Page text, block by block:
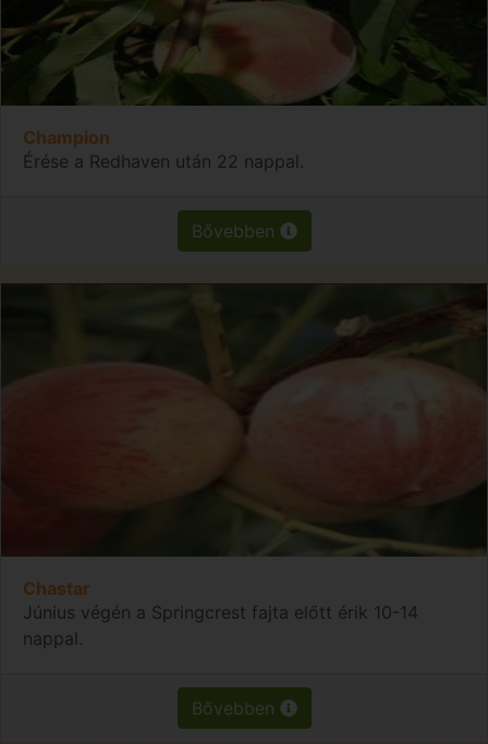
Champion
Érése a Redhaven után 22 nappal.
Bővebben
Chastar
Június végén a Springcrest fajta előtt érik 10-14
nappal.
Bővebben